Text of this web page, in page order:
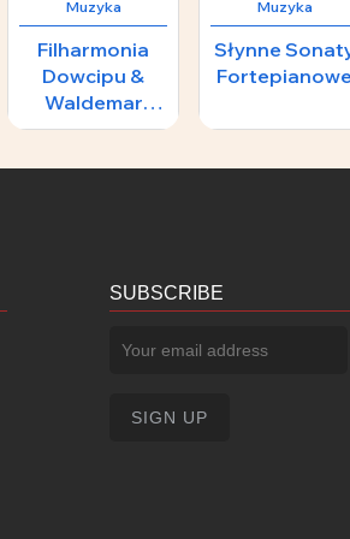
106 zł
Muzyka
Filharmonia
Dowcipu &
Waldemar
Malicki -
Muzyka
Słynne
Fortepianowe
SUBSCRIBE